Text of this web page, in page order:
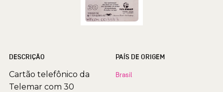
DESCRIÇÃO
Cartão telefônico da
Telemar com 30
PAÍS DE ORIGEM
Brasil